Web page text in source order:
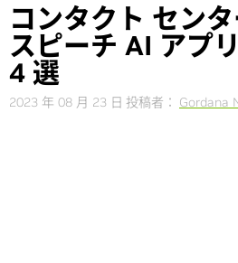
コンタクト セン
スピーチ AI アプ
4 選
2023 年 08 月 23 日 投稿者： Gordana